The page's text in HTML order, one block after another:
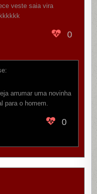
veste saia vira
0
arrumar uma novinha
para o homem.
0